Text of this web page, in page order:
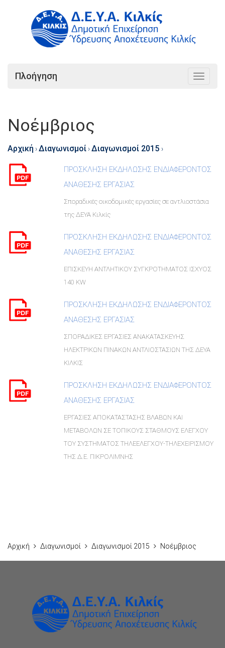
Toggle
Πλοήγηση
Νοέμβριος
Αρχική ›Διαγωνισμοί ›Διαγωνισμοί 2015 ›
ΠΡΟΣΚΛΗΣΗ ΕΚΔΗΛΩΣΗΣ ΕΝΔΙΑΦΕΡΟΝΤΟΣ
ΑΝΑΘΕΣΗΣ ΕΡΓΑΣΙΑΣ
Σποραδικές οικοδομικές εργασίες σε αντλιοστάσια
της ΔΕΥΑ Κιλκίς
ΠΡΟΣΚΛΗΣΗ ΕΚΔΗΛΩΣΗΣ ΕΝΔΙΑΦΕΡΟΝΤΟΣ
ΑΝΑΘΕΣΗΣ ΕΡΓΑΣΙΑΣ
ΕΠΙΣΚΕΥΗ ΑΝΤΛΗΤΙΚΟΥ ΣΥΓΚΡΟΤΗΜΑΤΟΣ ΙΣΧΥΟΣ
140 KW
ΠΡΟΣΚΛΗΣΗ ΕΚΔΗΛΩΣΗΣ ΕΝΔΙΑΦΕΡΟΝΤΟΣ
ΑΝΑΘΕΣΗΣ ΕΡΓΑΣΙΑΣ
ΣΠΟΡΑΔΙΚΕΣ ΕΡΓΑΣΙΕΣ ΑΝΑΚΑΤΑΣΚΕΥΗΣ
ΗΛΕΚΤΡΙΚΩΝ ΠΙΝΑΚΩΝ ΑΝΤΛΙΟΣΤΑΣΙΩΝ ΤΗΣ ΔΕΥΑ
ΚΙΛΚΙΣ
ΠΡΟΣΚΛΗΣΗ ΕΚΔΗΛΩΣΗΣ ΕΝΔΙΑΦΕΡΟΝΤΟΣ
ΑΝΑΘΕΣΗΣ ΕΡΓΑΣΙΑΣ
ΕΡΓΑΣΙΕΣ ΑΠΟΚΑΤΑΣΤΑΣΗΣ ΒΛΑΒΩΝ ΚΑΙ
ΜΕΤΑΒΟΛΩΝ ΣΕ ΤΟΠΙΚΟΥΣ ΣΤΑΘΜΟΥΣ ΕΛΕΓΧΟΥ
ΤΟΥ ΣΥΣΤΗΜΑΤΟΣ ΤΗΛΕΕΛΕΓΧΟΥ-ΤΗΛΕΧΕΙΡΙΣΜΟΥ
ΤΗΣ Δ.Ε. ΠΙΚΡΟΛΙΜΝΗΣ
Αρχική Διαγωνισμοί Διαγωνισμοί 2015 Νοέμβριος